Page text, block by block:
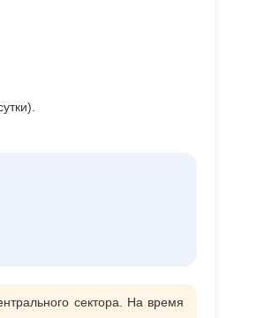
сектора. На время